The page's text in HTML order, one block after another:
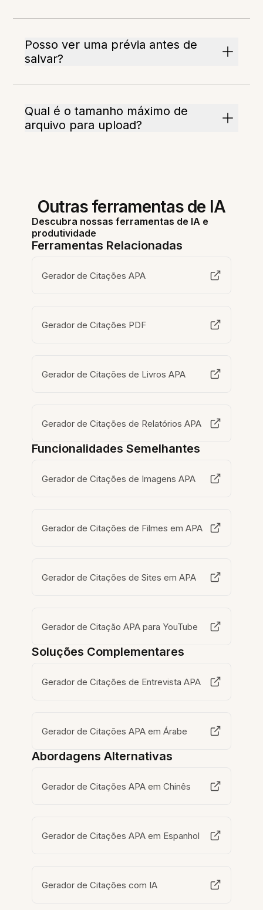
Posso ver uma prévia antes de
salvar?
Qual é o tamanho máximo de
arquivo para upload?
Outras ferramentas de IA
Descubra nossas ferramentas de IA e
produtividade
Ferramentas Relacionadas
Gerador de Citações APA
Gerador de Citações PDF
Gerador de Citações de Livros APA
Gerador de Citações de Relatórios APA
Funcionalidades Semelhantes
Gerador de Citações de Imagens APA
Gerador de Citações de Filmes em APA
Gerador de Citações de Sites em APA
Gerador de Citação APA para YouTube
Soluções Complementares
Gerador de Citações de Entrevista APA
Gerador de Citações APA em Árabe
Abordagens Alternativas
Gerador de Citações APA em Chinês
Gerador de Citações APA em Espanhol
Gerador de Citações com IA